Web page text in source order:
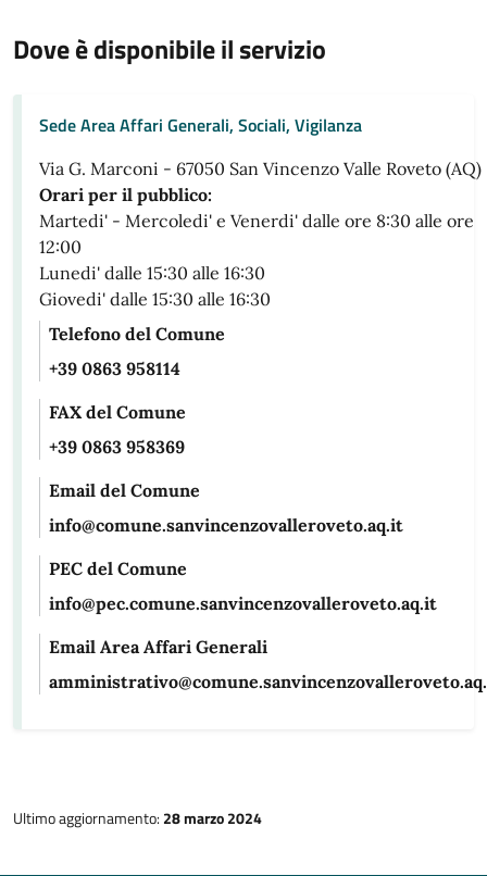
Dove è disponibile il servizio
Sede Area Affari Generali, Sociali, Vigilanza
Via G. Marconi - 67050 San Vincenzo Valle Roveto (AQ)
Orari per il pubblico:
Martedi' - Mercoledi' e Venerdi' dalle ore 8:30 alle ore
12:00
Lunedi' dalle 15:30 alle 16:30
Giovedi' dalle 15:30 alle 16:30
Telefono del Comune
+39 0863 958114
FAX del Comune
+39 0863 958369
Email del Comune
info@comune.sanvincenzovalleroveto.aq.it
PEC del Comune
info@pec.comune.sanvincenzovalleroveto.aq.it
Email Area Affari Generali
Ultimo aggiornamento: 28 marzo 2024